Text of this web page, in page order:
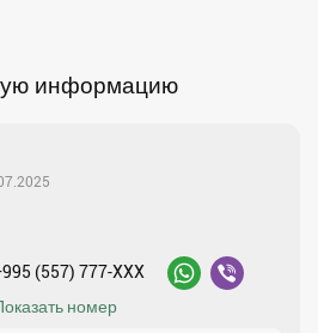
информацию
(557) 777-XXX
номер